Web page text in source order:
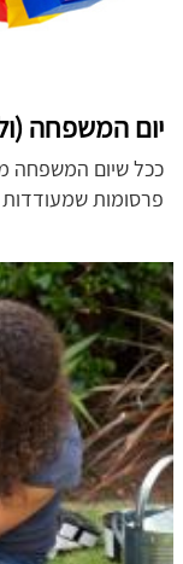
יום המשפחה
ככל שיום המשפחה
פרסומות שמעודדות